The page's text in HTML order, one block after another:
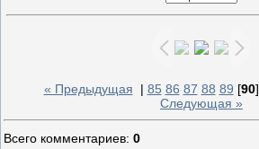
« Предыдущая | 85 86 87 88 89 [90]
Следующая »
Всего комментариев: 0